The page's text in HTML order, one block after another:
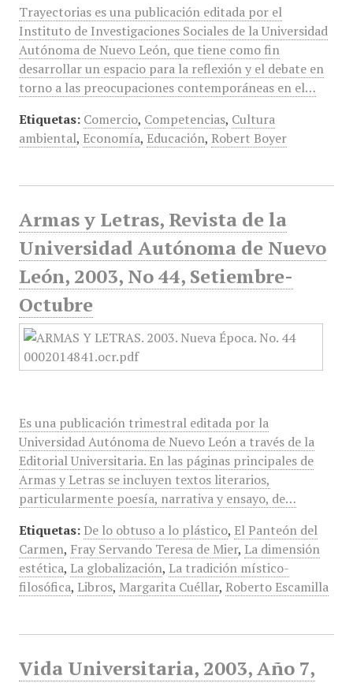
Trayectorias es una publicación editada por el
Instituto de Investigaciones Sociales de la Universidad
Autónoma de Nuevo León, que tiene como fin
desarrollar un espacio para la reflexión y el debate en
torno a las preocupaciones contemporáneas en el…
Etiquetas: Comercio, Competencias, Cultura
ambiental, Economía, Educación, Robert Boyer
Armas y Letras, Revista de la
Universidad Autónoma de Nuevo
León, 2003, No 44, Setiembre-
Octubre
Es una publicación trimestral editada por la
Universidad Autónoma de Nuevo León a través de la
Editorial Universitaria. En las páginas principales de
Armas y Letras se incluyen textos literarios,
particularmente poesía, narrativa y ensayo, de…
Etiquetas: De lo obtuso a lo plástico, El Panteón del
Carmen, Fray Servando Teresa de Mier, La dimensión
estética, La globalización, La tradición místico-
filosófica, Libros, Margarita Cuéllar, Roberto Escamilla
Vida Universitaria, 2003, Año 7,